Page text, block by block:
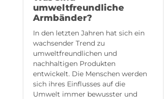
umweltfreundliche
Armbänder?
In den letzten Jahren hat sich ein
wachsender Trend zu
umweltfreundlichen und
nachhaltigen Produkten
entwickelt. Die Menschen werden
sich ihres Einflusses auf die
Umwelt immer bewusster und